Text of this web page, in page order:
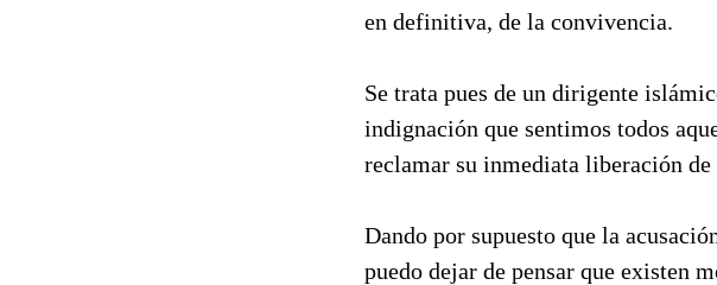
en definitiva, de la convivencia.
Se trata pues de un dirigente
indignación que sentimos todos
reclamar su inmediata liberación de
Dando por supuesto que la
puedo dejar de pensar que existen